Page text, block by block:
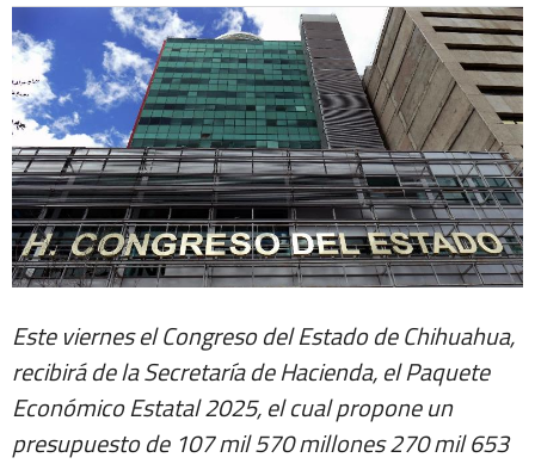
Extra +
Este viernes el Congreso del Estado de Chihuahua,
recibirá de la Secretaría de Hacienda, el Paquete
Económico Estatal 2025, el cual propone un
presupuesto de 107 mil 570 millones 270 mil 653